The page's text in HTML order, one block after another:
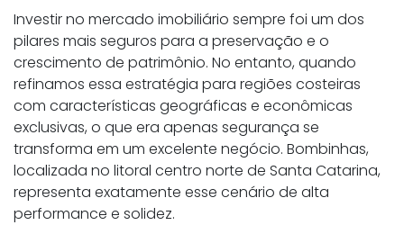
Investir no mercado imobiliário sempre foi um dos
pilares mais seguros para a preservação e o
crescimento de patrimônio. No entanto, quando
refinamos essa estratégia para regiões costeiras
com características geográficas e econômicas
exclusivas, o que era apenas segurança se
transforma em um excelente negócio. Bombinhas,
localizada no litoral centro norte de Santa Catarina,
representa exatamente esse cenário de alta
performance e solidez.